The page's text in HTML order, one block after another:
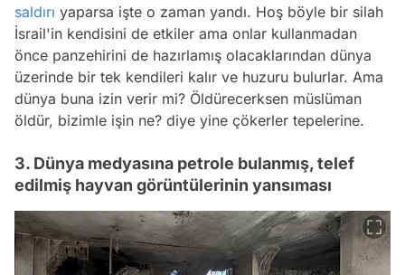
saldırı yaparsa işte o zaman yandı. Hoş böyle bir silah
İsrail'in kendisini de etkiler ama onlar kullanmadan
önce panzehirini de hazırlamış olacaklarından dünya
üzerinde bir tek kendileri kalır ve huzuru bulurlar. Ama
dünya buna izin verir mi? Öldürecerksen müslüman
öldür, bizimle işin ne? diye yine çökerler tepelerine.
3. Dünya medyasına petrole bulanmış, telef
edilmiş hayvan görüntülerinin yansıması